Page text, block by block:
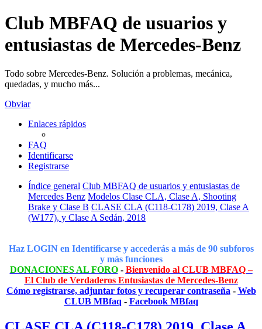
Club MBFAQ de usuarios y
entusiastas de Mercedes-Benz
Todo sobre Mercedes-Benz. Solución a problemas, mecánica,
quedadas, y mucho más...
Obviar
Enlaces rápidos
FAQ
Identificarse
Registrarse
Índice general Club MBFAQ de usuarios y entusiastas de
Mercedes Benz Modelos Clase CLA, Clase A, Shooting
Brake y Clase B CLASE CLA (C118-C178) 2019, Clase A
(W177), y Clase A Sedán, 2018
Haz LOGIN en Identificarse y accederás a más de 90 subforos
y más funciones
DONACIONES AL FORO- Bienvenido al CLUB MBFAQ –
El Club de Verdaderos Entusiastas de Mercedes-Benz
Cómo registrarse, adjuntar fotos y recuperar contraseña - Web
CLUB MBfaq - Facebook MBfaq